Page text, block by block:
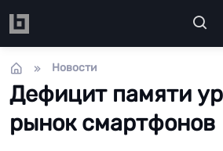
Новости
Дефицит памяти
рынок смартфонов